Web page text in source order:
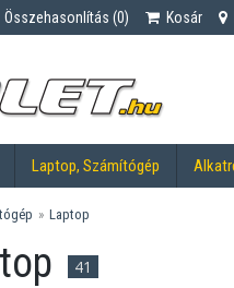
Összehasonlítás (0) Kosár
Laptop, Számítógép
Laptop
41